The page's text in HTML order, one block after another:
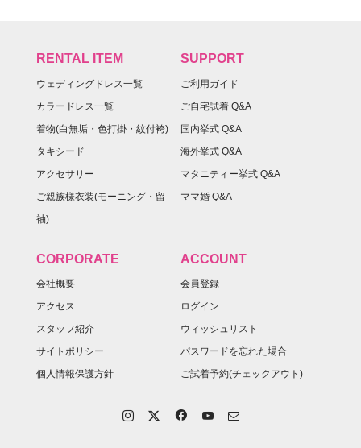
RENTAL ITEM
ウェディングドレス一覧
カラードレス一覧
着物(白無垢・色打掛・紋付袴)
タキシード
アクセサリー
ご親族様衣装(モーニング・留
袖)
SUPPORT
ご利用ガイド
ご自宅試着 Q&A
国内挙式 Q&A
海外挙式 Q&A
マタニティー挙式 Q&A
ママ婚 Q&A
CORPORATE
会社概要
アクセス
スタッフ紹介
サイトポリシー
個人情報保護方針
ACCOUNT
会員登録
ログイン
ウィッシュリスト
パスワードを忘れた場合
ご試着予約(チェックアウト)